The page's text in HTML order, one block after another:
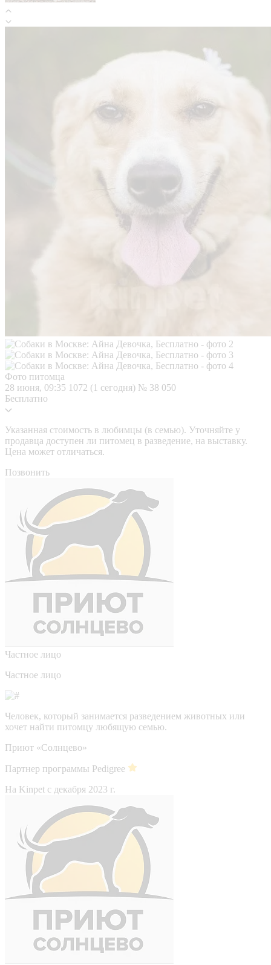
Фото питомца
28 июня, 09:35 1072 (1 сегодня) № 38 050
Бесплатно
Указанная стоимость в любимцы (в семью). Уточняйте у
продавца доступен ли питомец в разведение, на выставку.
Цена может отличаться.
Позвонить
Частное лицо
Частное лицо
Человек, который занимается разведением животных или
хочет найти питомцу любящую семью.
Приют «Солнцево»
Партнер программы Pedigree
На Kinpet c декабря 2023 г.